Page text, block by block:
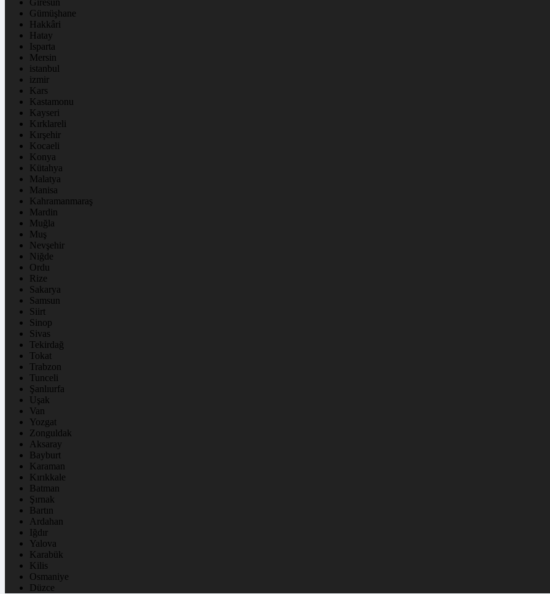
Giresun
Gümüşhane
Hakkâri
Hatay
Isparta
Mersin
istanbul
izmir
Kars
Kastamonu
Kayseri
Kırklareli
Kırşehir
Kocaeli
Konya
Kütahya
Malatya
Manisa
Kahramanmaraş
Mardin
Muğla
Muş
Nevşehir
Niğde
Ordu
Rize
Sakarya
Samsun
Siirt
Sinop
Sivas
Tekirdağ
Tokat
Trabzon
Tunceli
Şanlıurfa
Uşak
Van
Yozgat
Zonguldak
Aksaray
Bayburt
Karaman
Kırıkkale
Batman
Şırnak
Bartın
Ardahan
Iğdır
Yalova
Karabük
Kilis
Osmaniye
Düzce